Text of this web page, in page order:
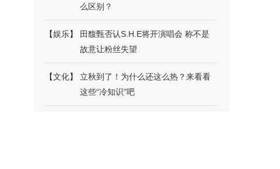
么区别？
【娱乐】
田馥甄否认S.H.E将开演唱会 称不是
故意让粉丝失望
【文化】
立秋到了！为什么还这么热？来看看
这些“冷知识”吧